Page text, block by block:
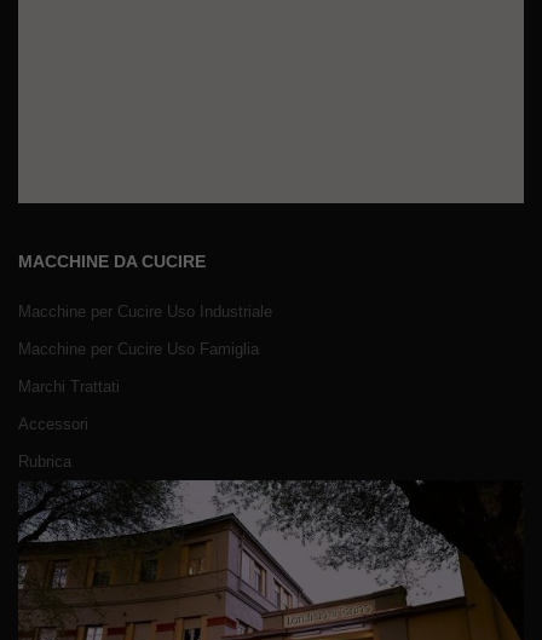
MACCHINE DA CUCIRE
Macchine per Cucire Uso Industriale
Macchine per Cucire Uso Famiglia
Marchi Trattati
Accessori
Rubrica